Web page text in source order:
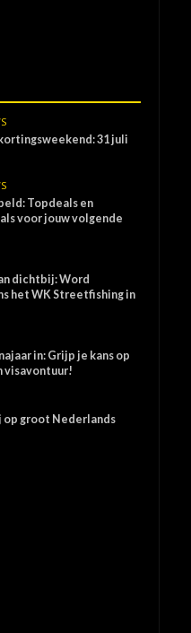
31 juli
Topdeals en
voor jouw volgende
dichtbij: Word
het WK Streetfishing in
in: Grijp je kans op
visavontuur!
op groot Nederlands